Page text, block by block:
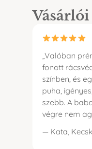
Vásárlói
„Valóban
fonott
színben, és
puha,
szebb. A
végre nem
— Kata,